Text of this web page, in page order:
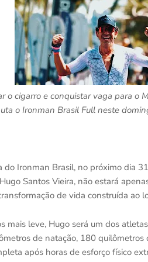
o cigarro e conquistar vaga para o
o Ironman Brasil Full neste
Ironman Brasil, no próximo dia
Santos Vieira, não estará
de vida construída ao
mais leve, Hugo será um dos
de natação, 180
após horas de esforço físico